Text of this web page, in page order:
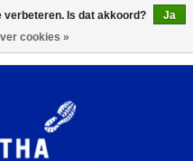
verbeteren. Is dat akkoord?
Ja
cookies »